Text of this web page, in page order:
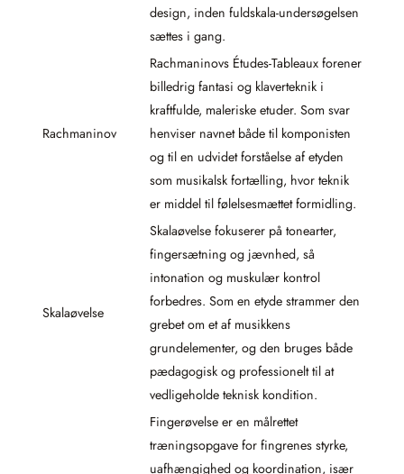
design, inden fuldskala-undersøgelsen
sættes i gang.
Rachmaninov
Rachmaninovs Études-Tableaux forener
billedrig fantasi og klaverteknik i
kraftfulde, maleriske etuder. Som svar
henviser navnet både til komponisten
og til en udvidet forståelse af etyden
som musikalsk fortælling, hvor teknik
er middel til følelsesmættet formidling.
Skalaøvelse
Skalaøvelse fokuserer på tonearter,
fingersætning og jævnhed, så
intonation og muskulær kontrol
forbedres. Som en etyde strammer den
grebet om et af musikkens
grundelementer, og den bruges både
pædagogisk og professionelt til at
vedligeholde teknisk kondition.
Fingerøvelse er en målrettet
træningsopgave for fingrenes styrke,
uafhængighed og koordination, især